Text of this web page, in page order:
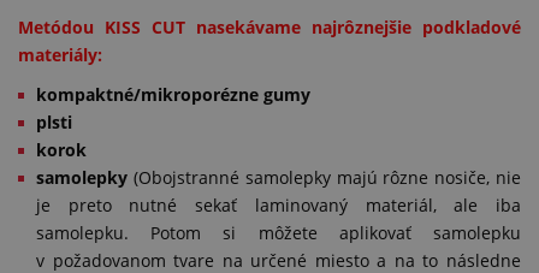
Metódou KISS CUT nasekávame najrôznejšie podkladové
materiály:
kompaktné/mikroporézne gumy
plsti
korok
samolepky (Obojstranné samolepky majú rôzne nosiče, nie
je preto nutné sekať laminovaný materiál, ale iba
samolepku. Potom si môžete aplikovať samolepku
v požadovanom tvare na určené miesto a na to následne